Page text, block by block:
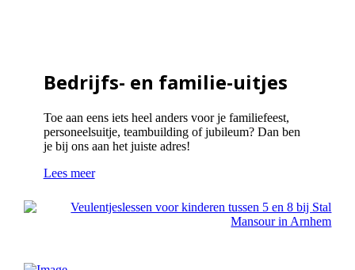
Bedrijfs- en familie-uitjes
Toe aan eens iets heel anders voor je familiefeest,
personeelsuitje, teambuilding of jubileum? Dan ben
je bij ons aan het juiste adres!
Lees meer